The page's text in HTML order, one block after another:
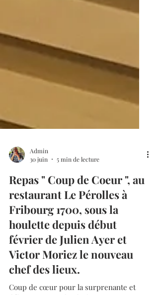
30 juin
5 min de lecture
Repas " Coup de Coeur ", au
restaurant Le Pérolles à
Fribourg 1700, sous la
houlette depuis début
février de Julien Ayer et
Victor Moriez le nouveau
chef des lieux.